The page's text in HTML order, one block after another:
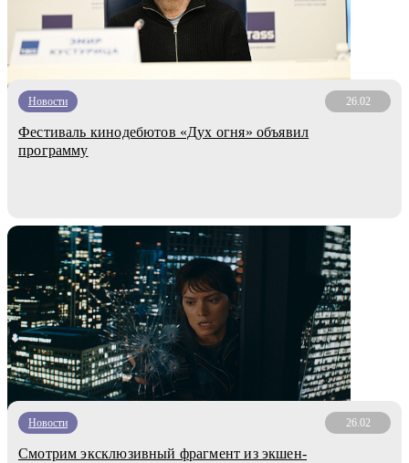
Новости 26.02
Фестиваль кинодебютов «Дух огня» объявил
программу
Новости 26.02
Смотрим эксклюзивный фрагмент из экшен-